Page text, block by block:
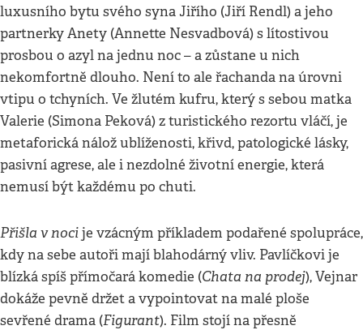
luxusního bytu svého syna Jiřího (Jiří Rendl) a jeho
partnerky Anety (Annette Nesvadbová) s lítostivou
prosbou o azyl na jednu noc – a zůstane u nich
nekomfortně dlouho. Není to ale řachanda na úrovni
vtipu o tchyních. Ve žlutém kufru, který s sebou matka
Valerie (Simona Peková) z turistického rezortu vláčí, je
metaforická nálož ublíženosti, křivd, patologické lásky,
pasivní agrese, ale i nezdolné životní energie, která
nemusí být každému po chuti.
Přišla v nocije vzácným příkladem podařené spolupráce,
kdy na sebe autoři mají blahodárný vliv. Pavlíčkovi je
blízká spíš přímočará komedie (Chata na prodej), Vejnar
dokáže pevně držet a vypointovat na malé ploše
sevřené drama (Figurant). Film stojí na přesně